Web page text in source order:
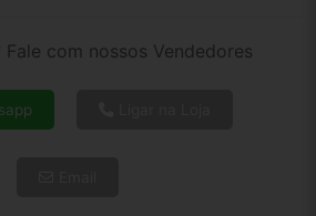
Fale com nossos Vendedores